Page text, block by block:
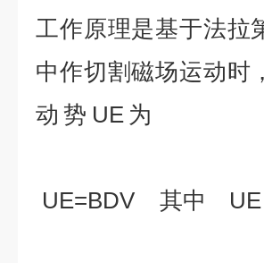
工作原理是基于法拉
中作切割磁场运动时
动
UE=BDV 其中
B